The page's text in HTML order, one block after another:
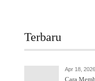
Terbaru
Apr 18, 2026
Cara